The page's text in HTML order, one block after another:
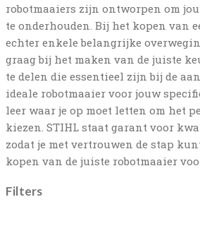
robotmaaiers zijn ontworpen om
te onderhouden. Bij het kopen van
echter enkele belangrijke
graag bij het maken van de juiste
te delen die essentieel zijn bij de
ideale robotmaaier voor jouw
leer waar je op moet letten om het
kiezen. STIHL staat garant voor
zodat je met vertrouwen de stap
kopen van de juiste robotmaaier
Filters